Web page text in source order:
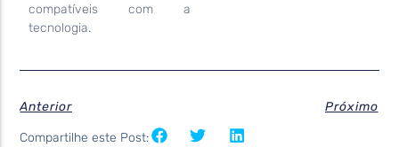
compatíveis com a
tecnologia.
Anterior Próximo
Compartilhe este Post: